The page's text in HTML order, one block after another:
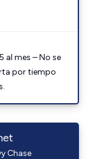
al mes – No se
por tiempo
Chase